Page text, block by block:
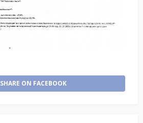
SHARE ON FACEBOOK